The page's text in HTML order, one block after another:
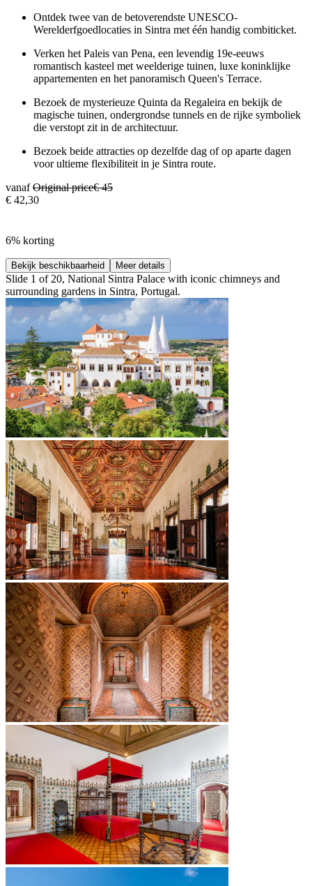
Ontdek twee van de betoverendste UNESCO-
Werelderfgoedlocaties in Sintra met één handig combiticket.
Verken het Paleis van Pena, een levendig 19e-eeuws
romantisch kasteel met weelderige tuinen, luxe koninklijke
appartementen en het panoramisch Queen's Terrace.
Bezoek de mysterieuze Quinta da Regaleira en bekijk de
magische tuinen, ondergrondse tunnels en de rijke symboliek
die verstopt zit in de architectuur.
Bezoek beide attracties op dezelfde dag of op aparte dagen
voor ultieme flexibiliteit in je Sintra route.
vanafOriginal price€ 45
€ 42,30
6% korting
Bekijk beschikbaarheid Meer details
Slide 1 of 20, National Sintra Palace with iconic chimneys and
surrounding gardens in Sintra, Portugal.